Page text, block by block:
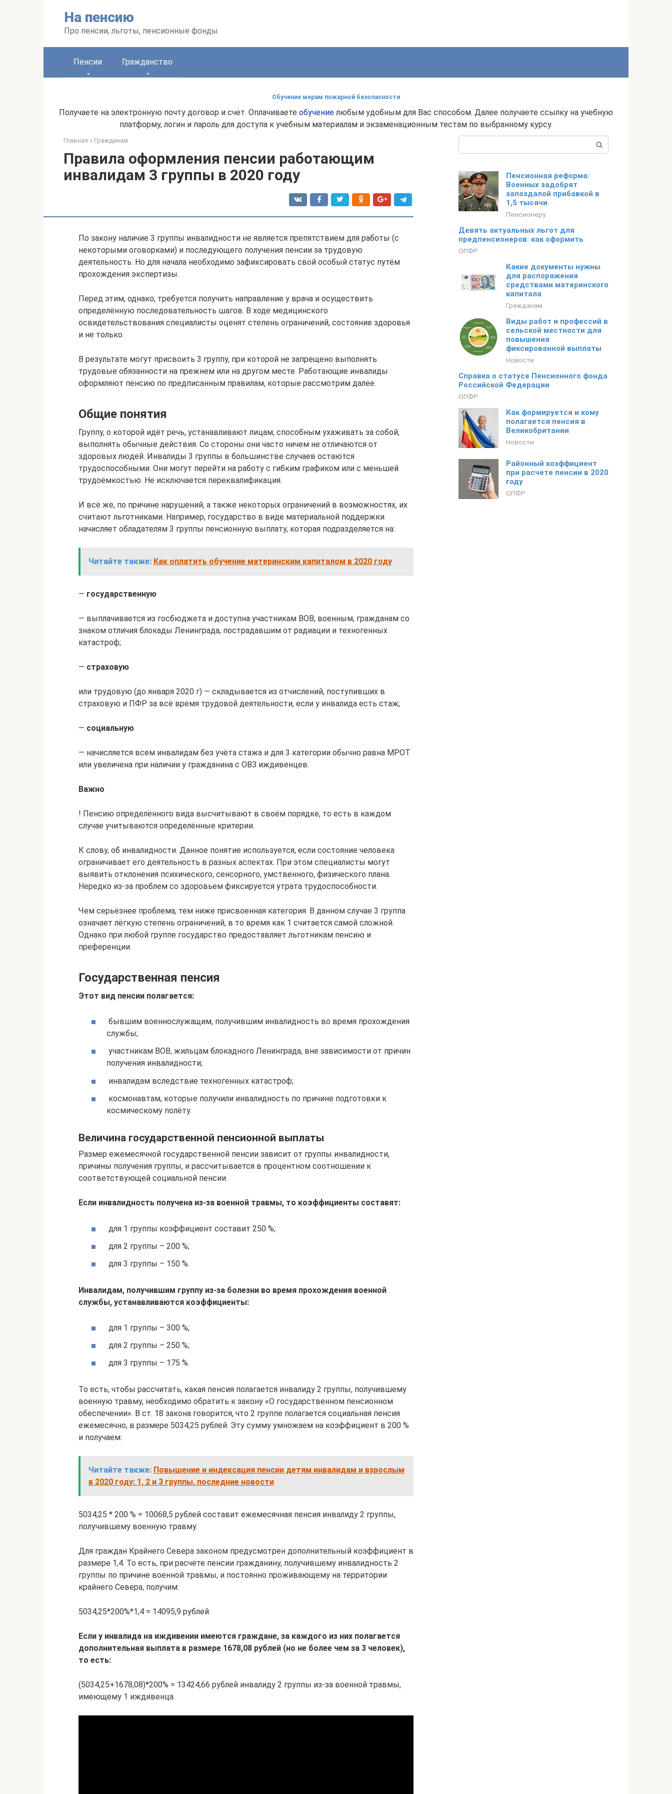
На пенсию
Про пенсии, льготы, пенсионные фонды
Пенсии Гражданство
Обучение мерам пожарной безопасности
Получаете на электронную почту договор и счет. Оплачиваете обучениелюбым удобным для Вас способом. Далее получаете ссылку на учебную
платформу, логин и пароль для доступа к учебным материалам и экзаменационным тестам по выбранному курсу.
Главная » Гражданам
Правила оформления пенсии работающим
инвалидам 3 группы в 2020 году
По закону наличие 3 группы инвалидности не является препятствием для работы (с
некоторыми оговорками) и последующего получения пенсии за трудовую
деятельность. Но для начала необходимо зафиксировать свой особый статус путём
прохождения экспертизы.
Перед этим, однако, требуется получить направление у врача и осуществить
определённую последовательность шагов. В ходе медицинского
освидетельствования специалисты оценят степень ограничений, состояние здоровья
и не только.
В результате могут присвоить 3 группу, при которой не запрещено выполнять
трудовые обязанности на прежнем или на другом месте. Работающие инвалиды
оформляют пенсию по предписанным правилам, которые рассмотрим далее.
Общие понятия
Группу, о которой идёт речь, устанавливают лицам, способным ухаживать за собой,
выполнять обычные действия. Со стороны они часто ничем не отличаются от
здоровых людей. Инвалиды 3 группы в большинстве случаев остаются
трудоспособными. Они могут перейти на работу с гибким графиком или с меньшей
трудоёмкостью. Не исключается переквалификация.
И всё же, по причине нарушений, а также некоторых ограничений в возможностях, их
считают льготниками. Например, государство в виде материальной поддержки
начисляет обладателям 3 группы пенсионную выплату, которая подразделяется на:
Читайте также: Как оплатить обучение материнским капиталом в 2020 году
— государственную
— выплачивается из госбюджета и доступна участникам ВОВ, военным, гражданам со
знаком отличия блокады Ленинграда, пострадавшим от радиации и техногенных
катастроф;
— страховую
или трудовую (до января 2020 г) — складывается из отчислений, поступивших в
страховую и ПФР за всё время трудовой деятельности, если у инвалида есть стаж;
— социальную
— начисляется всем инвалидам без учёта стажа и для 3 категории обычно равна МРОТ
или увеличена при наличии у гражданина с ОВЗ иждивенцев.
Важно
! Пенсию определённого вида высчитывают в своём порядке, то есть в каждом
случае учитываются определённые критерии.
К слову, об инвалидности. Данное понятие используется, если состояние человека
ограничивает его деятельность в разных аспектах. При этом специалисты могут
выявить отклонения психического, сенсорного, умственного, физического плана.
Нередко из-за проблем со здоровьем фиксируется утрата трудоспособности.
Чем серьёзнее проблема, тем ниже присвоенная категория. В данном случае 3 группа
означает лёгкую степень ограничений, в то время как 1 считается самой сложной.
Однако при любой группе государство предоставляет льготникам пенсию и
преференции.
Государственная пенсия
Этот вид пенсии полагается:
бывшим военнослужащим, получившим инвалидность во время прохождения
службы;
участникам ВОВ, жильцам блокадного Ленинграда, вне зависимости от причин
получения инвалидности;
инвалидам вследствие техногенных катастроф;
космонавтам, которые получили инвалидность по причине подготовки к
космическому полёту.
Величина государственной пенсионной выплаты
Размер ежемесячной государственной пенсии зависит от группы инвалидности,
причины получения группы, и рассчитывается в процентном соотношении к
соответствующей социальной пенсии.
Если инвалидность получена из-за военной травмы, то коэффициенты составят:
для 1 группы коэффициент составит 250 %;
для 2 группы – 200 %;
для 3 группы – 150 %.
Инвалидам, получившим группу из-за болезни во время прохождения военной
службы, устанавливаются коэффициенты:
для 1 группы – 300 %;
для 2 группы – 250 %;
для 3 группы – 175 %.
То есть, чтобы рассчитать, какая пенсия полагается инвалиду 2 группы, получившему
военную травму, необходимо обратить к закону «О государственном пенсионном
обеспечении». В ст. 18 закона говорится, что 2 группе полагается социальная пенсия
ежемесячно, в размере 5034,25 рублей. Эту сумму умножаем на коэффициент в 200 %
и получаем:
Читайте также: Повышение и индексация пенсии детям инвалидам и взрослым
в 2020 году: 1, 2 и 3 группы, последние новости
5034,25 * 200 % = 10068,5 рублей составит ежемесячная пенсия инвалиду 2 группы,
получившему военную травму.
Для граждан Крайнего Севера законом предусмотрен дополнительный коэффициент в
размере 1,4. То есть, при расчёте пенсии гражданину, получившему инвалидность 2
группы по причине военной травмы, и постоянно проживающему на территории
крайнего Севера, получим:
5034,25*200%*1,4 = 14095,9 рублей.
Если у инвалида на иждивении имеются граждане, за каждого из них полагается
дополнительная выплата в размере 1678,08 рублей (но не более чем за 3 человек),
то есть:
(5034,25+1678,08)*200% = 13424,66 рублей инвалиду 2 группы из-за военной травмы,
имеющему 1 иждивенца.
Пенсионная реформа:
Военных задобрят
запоздалой прибавкой в
1,5 тысячи
Пенсионеру
Девять актуальных льгот для
предпенсионеров: как оформить
ОПФР
Какие документы нужны
для распоряжения
средствами материнского
капитала
Гражданам
Виды работ и профессий в
сельской местности для
повышения
фиксированной выплаты
Новости
Справка о статусе Пенсионного фонда
Российской Федерации
ОПФР
Как формируется и кому
полагается пенсия в
Великобритании
Новости
Районный коэффициент
при расчете пенсии в 2020
году
ОПФР